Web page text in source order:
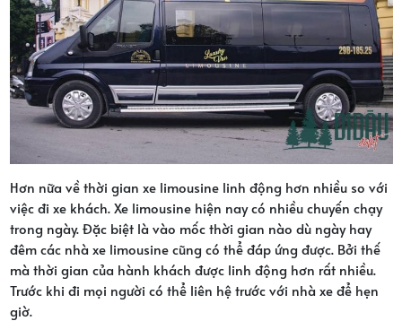
Hơn nữa về thời gian xe limousine linh động hơn nhiều so với
việc đi xe khách. Xe limousine hiện nay có nhiều chuyến chạy
trong ngày. Đặc biệt là vào mốc thời gian nào dù ngày hay
đêm các nhà xe limousine cũng có thể đáp ứng được. Bởi thế
mà thời gian của hành khách được linh động hơn rất nhiều.
Trước khi đi mọi người có thể liên hệ trước với nhà xe để hẹn
giờ.